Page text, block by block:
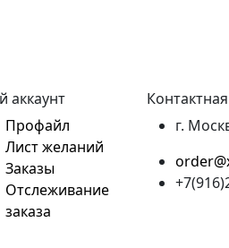
аккаунт
Профайл
Лист желаний
Заказы
Отслеживание
заказа
г.